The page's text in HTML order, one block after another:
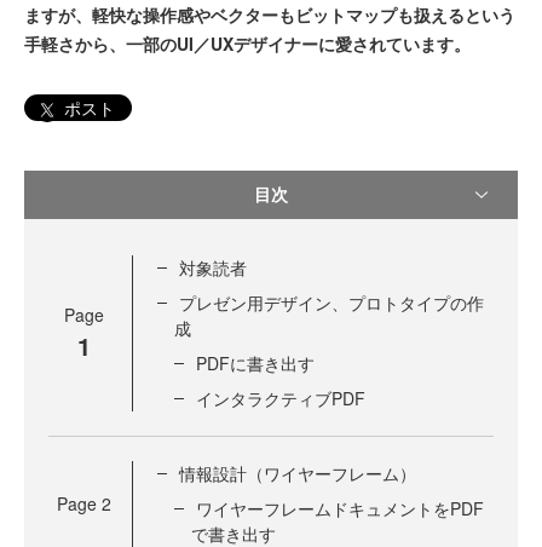
ますが、軽快な操作感やベクターもビットマップも扱えるという
手軽さから、一部のUI／UXデザイナーに愛されています。
ポスト
目次
Page
1
対象読者
プレゼン用デザイン、プロトタイプの作
成
PDFに書き出す
インタラクティブPDF
Page 2
情報設計（ワイヤーフレーム）
ワイヤーフレームドキュメントをPDF
で書き出す